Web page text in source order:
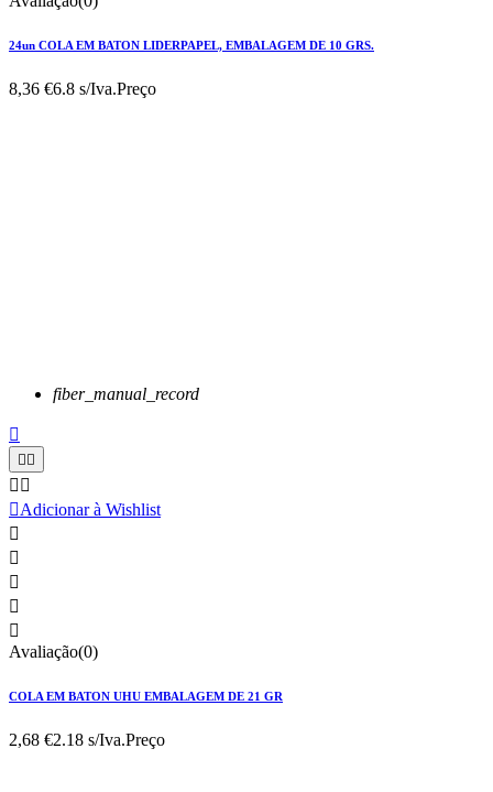
24un COLA EM BATON LIDERPAPEL, EMBALAGEM DE 10 GRS.
8,36 €6.8 s/Iva.Preço
fiber_manual_record

 
 
Adicionar à Wishlist





Avaliação(0)
COLA EM BATON UHU EMBALAGEM DE 21 GR
2,68 €2.18 s/Iva.Preço